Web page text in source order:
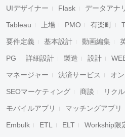
UIデザイナー Flask データアナ
Tableau 上場 PMO 有楽町
要件定義 基本設計 動画編集
PG 詳細設計 製造 設計
マネージャー 決済サービス オ
SEOマーケティング 商談 リク
モバイルアプリ マッチングアプリ
Embulk ETL ELT Workship限